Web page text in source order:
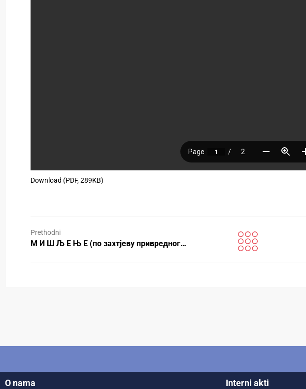
Download (PDF, 289KB)
Prethodni
М И Ш Љ Е Њ Е (по захтјеву привредног…
O nama Interni akti